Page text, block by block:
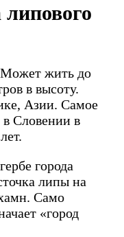
жить до
в высоту.
Азии. Самое
в Словении в
города
липы на
Само
«город